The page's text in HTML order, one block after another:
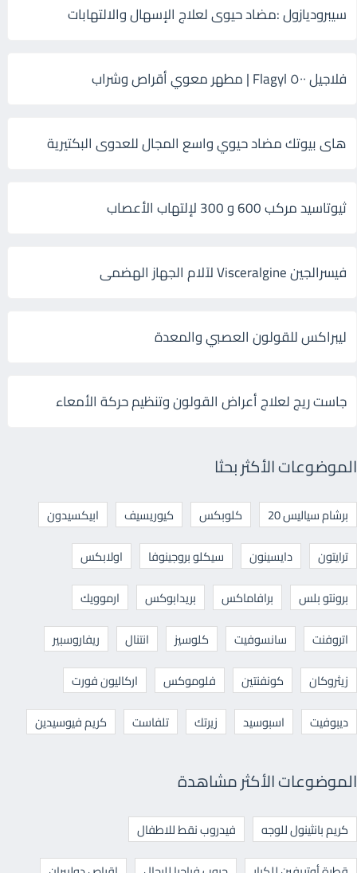
سيبروديازول :مضاد حيوى لعلاج الإسهال والالتهابات
فلاجيل ٥٠٠ Flagyl | مطهر معوي أقراص وشراب
هاى بيوتك مضاد حيوي واسع المجال للعدوى البكتيرية
ثيوتاسيد مركب 600 و 300 لإلتهاب الأعصاب
فيسرالجين Visceralgine لآلام الجهاز الهضمى
ليبراكس للقولون العصبي والمعدة
جاست ريج لعلاج أعراض القولون وتنظيم حركة الأمعاء
الموضوعات الأكثر بحثا
برشام سياليس 20 كلوبكس كيوريسيف
ابيكسيدون
ترايتون
دايسينون سيكلو بروجينوفا
اولابكس
برونتو بلس
برافاماكس بريدابوكس
ارموويك
اتروفنت
سانسوفيت كلوسيز انتنال
ريفاروسبير
زيثروكان
كونفنتين فلوموكس
اركاليون فورت
ديبوفيت
اسبوسيد زيرتك تلفاست كريم فيوسيدين
الموضوعات الأكثر مشاهدة
كريم بانثينول للوجه
فيدروب نقط للاطفال